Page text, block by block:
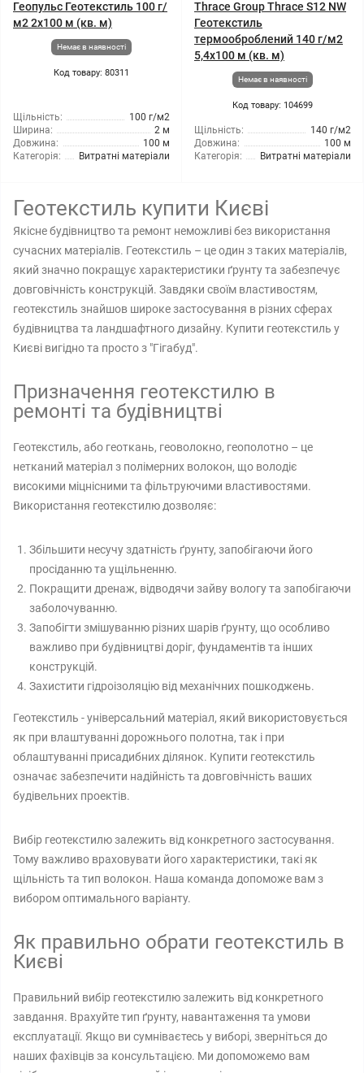
Геопульс Геотекстиль 100 г/
м2 2x100 м (кв. м)
Немає в наявності
Код товару: 80311
Щільність:
100 г/м2
Ширина:
2 м
Довжина:
100 м
Категорія:
Витратні матеріали
Thrace Group Thrace S12 NW
Геотекстиль
термооброблений 140 г/м2
5,4x100 м (кв. м)
Немає в наявності
Код товару: 104699
Щільність:
140 г/м2
Довжина:
100 м
Категорія:
Витратні матеріали
Геотекстиль купити Києві
Якісне будівництво та ремонт неможливі без використання
сучасних матеріалів. Геотекстиль – це один з таких матеріалів,
який значно покращує характеристики ґрунту та забезпечує
довговічність конструкцій. Завдяки своїм властивостям,
геотекстиль знайшов широке застосування в різних сферах
будівництва та ландшафтного дизайну. Купити геотекстиль у
Києві вигідно та просто з "Гігабуд".
Призначення геотекстилю в
ремонті та будівництві
Геотекстиль, або геоткань, геоволокно, геополотно – це
нетканий матеріал з полімерних волокон, що володіє
високими міцнісними та фільтруючими властивостями.
Використання геотекстилю дозволяє:
Збільшити несучу здатність ґрунту, запобігаючи його
просіданню та ущільненню.
Покращити дренаж, відводячи зайву вологу та запобігаючи
заболочуванню.
Запобігти змішуванню різних шарів ґрунту, що особливо
важливо при будівництві доріг, фундаментів та інших
конструкцій.
Захистити гідроізоляцію від механічних пошкоджень.
Геотекстиль - універсальний матеріал, який використовується
як при влаштуванні дорожнього полотна, так і при
облаштуванні присадибних ділянок. Купити геотекстиль
означає забезпечити надійність та довговічність ваших
будівельних проектів.
Вибір геотекстилю залежить від конкретного застосування.
Тому важливо враховувати його характеристики, такі як
щільність та тип волокон. Наша команда допоможе вам з
вибором оптимального варіанту.
Як правильно обрати геотекстиль в
Києві
Правильний вибір геотекстилю залежить від конкретного
завдання. Врахуйте тип ґрунту, навантаження та умови
експлуатації. Якщо ви сумніваєтесь у виборі, зверніться до
наших фахівців за консультацією. Ми допоможемо вам